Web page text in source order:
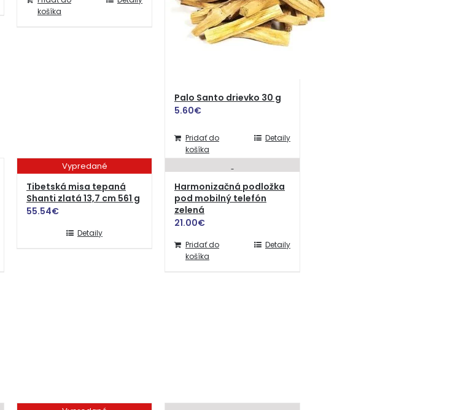
košíka
Palo Santo drievko 30 g
5.60€
Pridať do
košíka
Detaily
Vypredané
Tibetská misa tepaná
Shanti zlatá 13,7 cm 561 g
55.54€
Detaily
Harmonizačná podložka
pod mobilný telefón
zelená
21.00€
Pridať do
košíka
Detaily